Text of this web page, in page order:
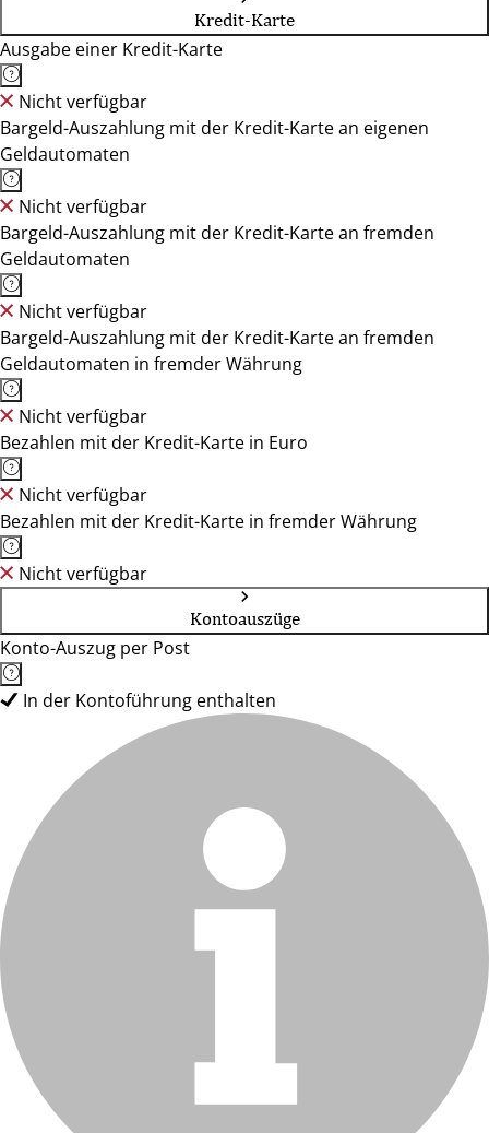
Kredit-Karte
Ausgabe einer Kredit-Karte
Nicht verfügbar
Bargeld-Auszahlung mit der Kredit-Karte an eigenen
Geldautomaten
Nicht verfügbar
Bargeld-Auszahlung mit der Kredit-Karte an fremden
Geldautomaten
Nicht verfügbar
Bargeld-Auszahlung mit der Kredit-Karte an fremden
Geldautomaten in fremder Währung
Nicht verfügbar
Bezahlen mit der Kredit-Karte in Euro
Nicht verfügbar
Bezahlen mit der Kredit-Karte in fremder Währung
Nicht verfügbar
Kontoauszüge
Konto-Auszug per Post
In der Kontoführung enthalten